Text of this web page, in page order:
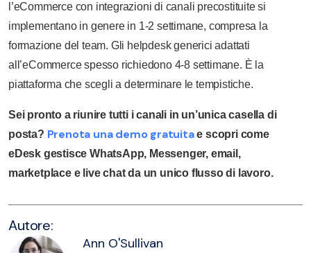
l’eCommerce con integrazioni di canali precostituite si
implementano in genere in 1-2 settimane, compresa la
formazione del team. Gli helpdesk generici adattati
all’eCommerce spesso richiedono 4-8 settimane. È la
piattaforma che scegli a determinare le tempistiche.
Sei pronto a riunire tutti i canali in un’unica casella di
posta? Prenota una demo gratuita e scopri come
eDesk gestisce WhatsApp, Messenger, email,
marketplace e live chat da un unico flusso di lavoro.
Autore:
Ann O'Sullivan